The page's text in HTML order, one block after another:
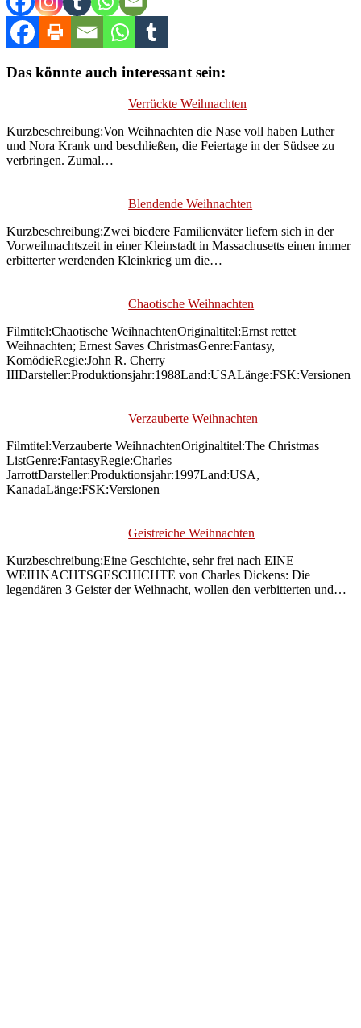
Das könnte auch interessant sein:
Verrückte Weihnachten
Kurzbeschreibung:Von Weihnachten die Nase voll haben Luther
und Nora Krank und beschließen, die Feiertage in der Südsee zu
verbringen. Zumal…
Blendende Weihnachten
Kurzbeschreibung:Zwei biedere Familienväter liefern sich in der
Vorweihnachtszeit in einer Kleinstadt in Massachusetts einen immer
erbitterter werdenden Kleinkrieg um die…
Chaotische Weihnachten
Filmtitel:Chaotische WeihnachtenOriginaltitel:Ernst rettet
Weihnachten; Ernest Saves ChristmasGenre:Fantasy,
KomödieRegie:John R. Cherry
IIIDarsteller:Produktionsjahr:1988Land:USALänge:FSK:Versionen
Verzauberte Weihnachten
Filmtitel:Verzauberte WeihnachtenOriginaltitel:The Christmas
ListGenre:FantasyRegie:Charles
JarrottDarsteller:Produktionsjahr:1997Land:USA,
KanadaLänge:FSK:Versionen
Geistreiche Weihnachten
Kurzbeschreibung:Eine Geschichte, sehr frei nach EINE
WEIHNACHTSGESCHICHTE von Charles Dickens: Die
legendären 3 Geister der Weihnacht, wollen den verbitterten und…